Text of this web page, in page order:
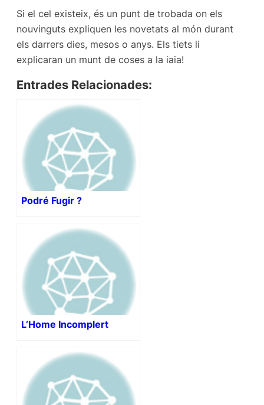
Si el cel existeix, és un punt de trobada on els
nouvinguts expliquen les novetats al món durant
els darrers dies, mesos o anys. Els tiets li
explicaran un munt de coses a la iaia!
Entrades Relacionades:
Podré Fugir ?
L’Home Incomplert